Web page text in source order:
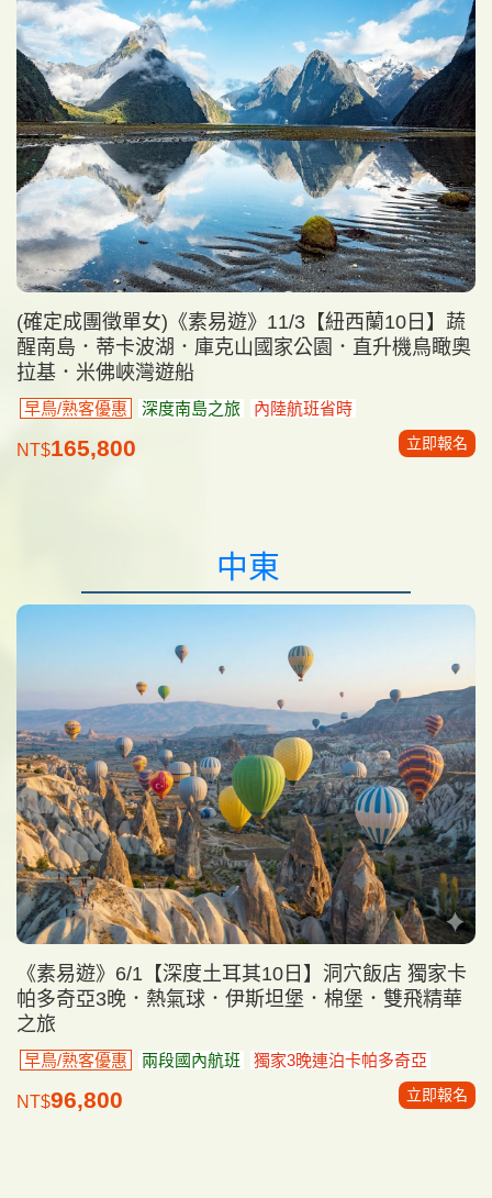
(確定成團徵單女)《素易遊》11/3【紐西蘭10日】蔬
醒南島．蒂卡波湖．庫克山國家公園．直升機鳥瞰奧
拉基．米佛峽灣遊船
早鳥/熟客優惠 深度南島之旅 內陸航班省時
NT$165,800 立即報名
中東
《素易遊》6/1【深度土耳其10日】洞穴飯店 獨家卡
帕多奇亞3晚．熱氣球．伊斯坦堡．棉堡．雙飛精華
之旅
早鳥/熟客優惠 兩段國內航班 獨家3晚連泊卡帕多奇亞
NT$96,800 立即報名